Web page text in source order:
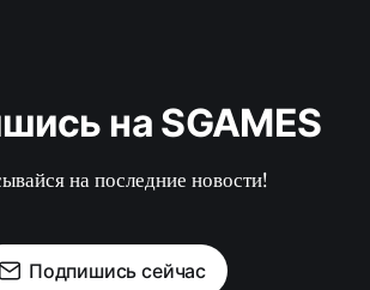
на SGAMES
на последние новости!
Подпишись сейчас